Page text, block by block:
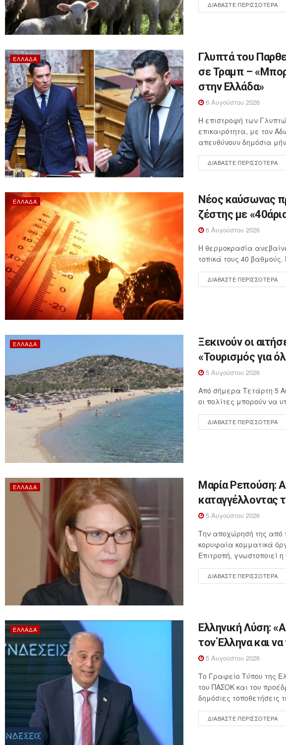
ΔΙΑΒΆΣΤΕ ΠΕΡΙΣΣΌΤΕΡΑ
ΕΛΛΆΔΑ
Γλυπτά του
σε Τραμπ –
στην Ελλάδα»
6 Αυγούστου 2026
Η επιστροφή των
επικαιρότητα, με τον
απευθύνουν δημόσια
ΔΙΑΒΆΣΤΕ ΠΕΡΙΣΣΌΤΕΡΑ
ΕΛΛΆΔΑ
Νέος καύσωνας
ζέστης με
6 Αυγούστου 2026
Η θερμοκρασία
τοπικά τους 40
ΔΙΑΒΆΣΤΕ ΠΕΡΙΣΣΌΤΕΡΑ
ΕΛΛΆΔΑ
Ξεκινούν οι
«Τουρισμός για
5 Αυγούστου 2026
Από σήμερα Τετάρτη 5
οι πολίτες μπορούν να
ΔΙΑΒΆΣΤΕ ΠΕΡΙΣΣΌΤΕΡΑ
ΕΛΛΆΔΑ
Μαρία Ρεπούση:
καταγγέλλοντας
5 Αυγούστου 2026
Την αποχώρησή της από
κορυφαία κομματικά
Επιτροπή, γνωστοποιεί
ΔΙΑΒΆΣΤΕ ΠΕΡΙΣΣΌΤΕΡΑ
ΕΛΛΆΔΑ
Ελληνική Λύση:
τον Έλληνα και
5 Αυγούστου 2026
Το Γραφείο Τύπου της
του ΠΑΣΟΚ και του
δημόσιες τοποθετήσεις
ΔΙΑΒΆΣΤΕ ΠΕΡΙΣΣΌΤΕΡΑ